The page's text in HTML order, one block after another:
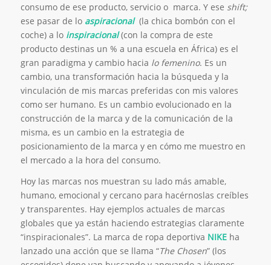
consumo de ese producto, servicio o marca. Y ese shift;
ese pasar de lo aspiracional(la chica bombón con el
coche) a lo inspiracional(con la compra de este
producto destinas un % a una escuela en África) es el
gran paradigma y cambio hacia lo femenino. Es un
cambio, una transformación hacia la búsqueda y la
vinculación de mis marcas preferidas con mis valores
como ser humano. Es un cambio evolucionado en la
construcción de la marca y de la comunicación de la
misma, es un cambio en la estrategia de
posicionamiento de la marca y en cómo me muestro en
el mercado a la hora del consumo.
Hoy las marcas nos muestran su lado más amable,
humano, emocional y cercano para hacérnoslas creíbles
y transparentes. Hay ejemplos actuales de marcas
globales que ya están haciendo estrategias claramente
“inspiracionales”. La marca de ropa deportiva NIKEha
lanzado una acción que se llama “The Chosen” (los